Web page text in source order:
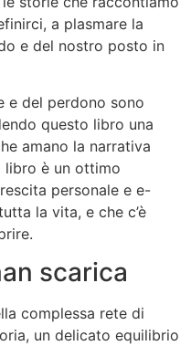
a plasmare la
e del nostro posto in
e del perdono sono
questo libro una
amano la narrativa
libro è un ottimo
personale e e-
la vita, e che c’è
scarica
complessa rete di
un delicato equilibrio